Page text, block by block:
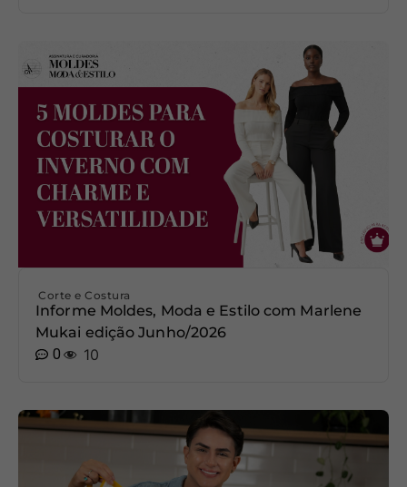
Corte e Costura
Informe Moldes, Moda e Estilo com Marlene
Mukai edição Junho/2026
0
10